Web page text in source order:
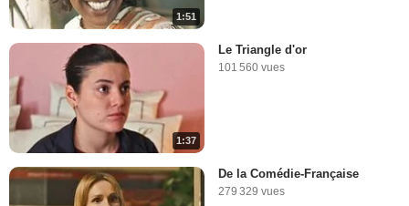
1:51
1:37
Le Triangle d'or
101 560 vues
De la Comédie-Française
279 329 vues